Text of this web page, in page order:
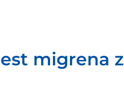
migrena z